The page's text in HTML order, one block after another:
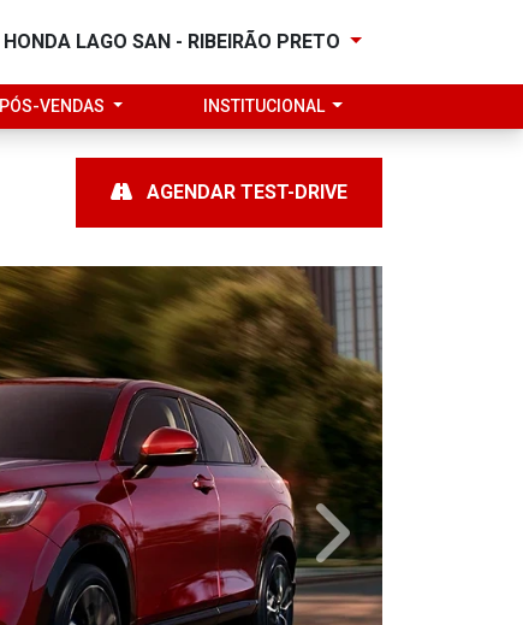
HONDA LAGO SAN - RIBEIRÃO PRETO
PÓS-VENDAS INSTITUCIONAL
AGENDAR TEST-DRIVE
Próximo